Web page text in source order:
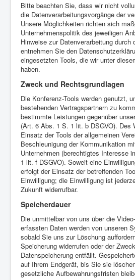
Bitte beachten Sie, dass wir nicht
die Datenverarbeitungsvorgänge der
Unsere Möglichkeiten richten sich
Unternehmenspolitik des jeweiligen
Hinweise zur Datenverarbeitung durch
entnehmen Sie den
eingesetzten Tools, die wir unter
haben.
Zweck und Rechtsgrundlagen
Die Konferenz-Tools werden genutzt,
bestehenden Vertragspartnern zu
bestimmte Leistungen gegenüber
(Art. 6 Abs. 1 S. 1 lit. b DSGVO). Des
Einsatz der Tools der allgemeinen
Beschleunigung der Kommunikation
Unternehmen (berechtigtes Interesse
1 lit. f DSGVO). Soweit eine
erfolgt der Einsatz der betreffenden
Einwilligung; die Einwilligung ist
Zukunft widerrufbar.
Speicherdauer
Die unmittelbar von uns über die
erfassten Daten werden von unseren
sobald Sie uns zur Löschung
Speicherung widerrufen oder der
Datenspeicherung entfällt.
auf Ihrem Endgerät, bis Sie sie
gesetzliche Aufbewahrungsfristen